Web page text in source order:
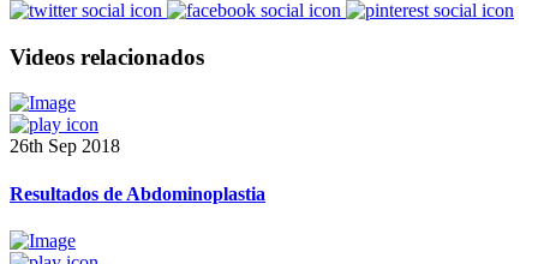
Videos relacionados
26th Sep 2018
Resultados de Abdominoplastia